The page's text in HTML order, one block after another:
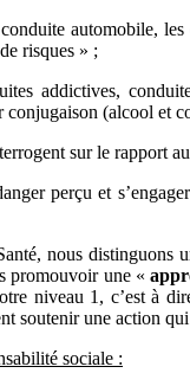
automobile,
risques » ;
addictives,
conjugaison (alcool et
sur le rapport
perçu et
nous
promouvoir une «
niveau 1, c’est à
soutenir une action
sociale :